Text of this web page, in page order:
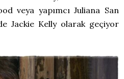
veya yapımcı Juliana San
Jackie Kelly olarak geçiyor